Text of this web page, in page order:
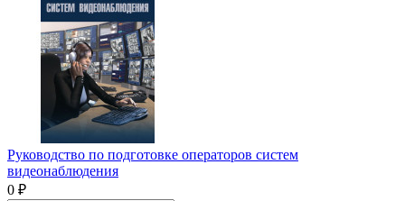
Руководство по подготовке операторов систем
видеонаблюдения
0 ₽